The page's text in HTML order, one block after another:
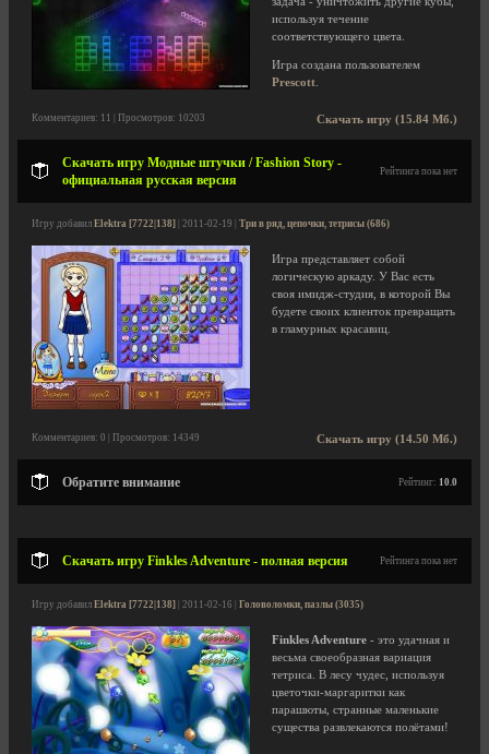
используя течение
соответствующего цвета.
Игра создана пользователем
Prescott
Скачать игру (15.84 Мб.)
Комментариев: 11 | Просмотров: 10203
Скачать игру Модные штучки / Fashion Story -
официальная русская версия
Рейтинга пока нет
Игру добавил Elektra [7722|138] | 2011-02-19 | Три в ряд, цепочки, тетрисы (686)
Игра представляет собой
логическую аркаду. У Вас есть
своя имидж-студия, в которой Вы
будете своих клиенток превращать
в гламурных красавиц.
Скачать игру (14.50 Мб.)
Комментариев: 0 | Просмотров: 14349
Обратите внимание Рейтинг: 10.0
Скачать игру Finkles Adventure - полная версия Рейтинга пока нет
Игру добавил Elektra [7722|138] | 2011-02-16 | Головоломки, пазлы (3035)
Finkles Adventure - это удачная и
весьма своеобразная вариация
тетриса. В лесу чудес, используя
цветочки-маргаритки как
парашюты, странные маленькие
существа развлекаются полётами!